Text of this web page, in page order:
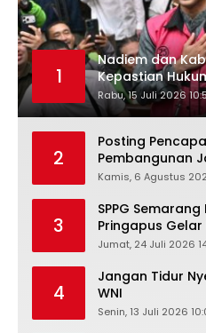
1
Nadiem dan
Kepastian
Pejabat Publik
Rabu, 15 Juli 2026
2
Posting
Pembangunan
Facebook
“Dirujak”
Kamis, 6 Agustus
3
SPPG
Pringapus Gelar
di PAUD Bina
Jumat, 24 Juli 2026
4
Jangan Tidur
WNI
Senin, 13 Juli 2026